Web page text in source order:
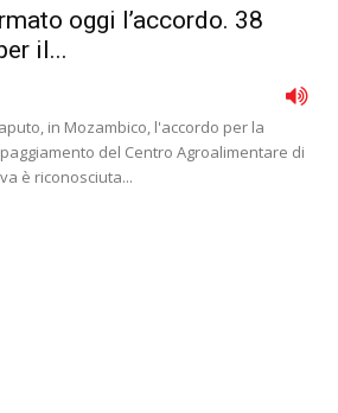
oggi l’accordo. 38
il...
in Mozambico, l'accordo per la
del Centro Agroalimentare di
è riconosciuta...